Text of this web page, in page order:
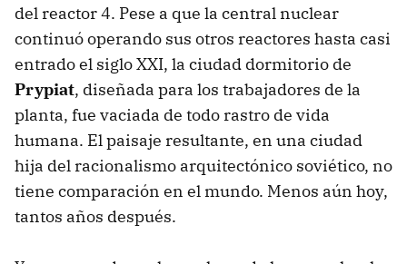
del reactor 4. Pese a que la central nuclear
continuó operando sus otros reactores hasta casi
entrado el siglo XXI, la ciudad dormitorio de
Prypiat, diseñada para los trabajadores de la
planta, fue vaciada de todo rastro de vida
humana. El paisaje resultante, en una ciudad
hija del racionalismo arquitectónico soviético, no
tiene comparación en el mundo. Menos aún hoy,
tantos años después.